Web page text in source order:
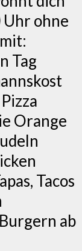
ohne
Tag
Orange
Tacos
ab